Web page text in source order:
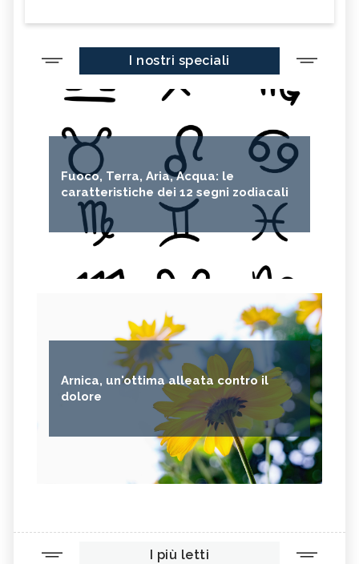
I nostri speciali
Fuoco, Terra, Aria, Acqua: le
caratteristiche dei 12 segni zodiacali
Arnica, un'ottima alleata contro il
dolore
I più letti